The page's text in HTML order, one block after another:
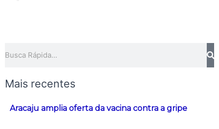
Mais recentes
Aracaju amplia oferta da vacina contra a gripe